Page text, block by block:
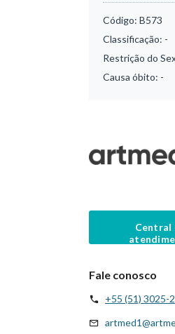
Código: B573
Classificação: -
Restrição do
Causa óbito: -
Central
Fale conosco
+55 (51) 3025-